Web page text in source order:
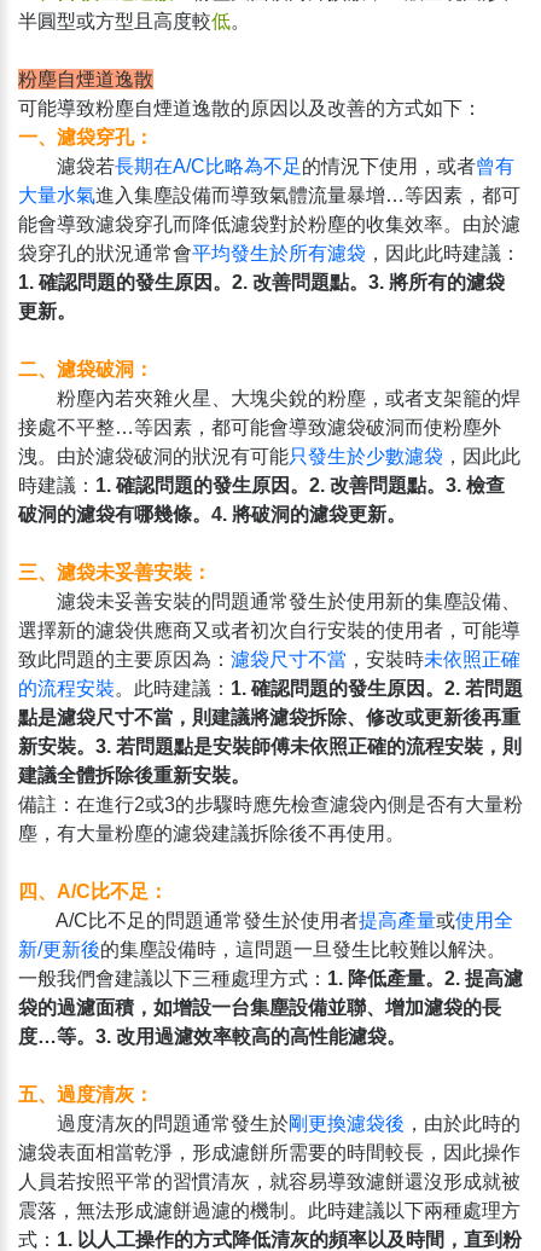
半圓型或方型且高度較低。
粉塵自煙道逸散
可能導致粉塵自煙道逸散的原因以及改善的方式如下：
一、濾袋穿孔：
濾袋若長期在A/C比略為不足的情況下使用，或者曾有
大量水氣進入集塵設備而導致氣體流量暴增…等因素，都可
能會導致濾袋穿孔而降低濾袋對於粉塵的收集效率。由於濾
袋穿孔的狀況通常會平均發生於所有濾袋 ，因此此時建議：
1. 確認問題的發生原因。2. 改善問題點。3. 將所有的濾袋
更新。
二、濾袋破洞：
粉塵內若夾雜火星、大塊尖銳的粉塵，或者支架籠的焊
接處不平整…等因素，都可能會導致濾袋破洞而使粉塵外
洩。由於濾袋破洞的狀況有可能只發生於少數濾袋 ，因此此
時建議： 1. 確認問題的發生原因。2. 改善問題點。3. 檢查
破洞的濾袋有哪幾條。4. 將破洞的濾袋更新。
三、濾袋未妥善安裝：
濾袋未妥善安裝的問題通常發生於使用新的集塵設備、
選擇新的濾袋供應商又或者初次自行安裝的使用者，可能導
致此問題的主要原因為： 濾袋尺寸不當 ，安裝時未依照正確
的流程安裝。此時建議： 1. 確認問題的發生原因。2. 若問題
點是濾袋尺寸不當，則建議將濾袋拆除、修改或更新後再重
新安裝。3. 若問題點是安裝師傅未依照正確的流程安裝，則
建議全體拆除後重新安裝。
備註：在進行2或3的步驟時應先檢查濾袋內側是否有大量粉
塵，有大量粉塵的濾袋建議拆除後不再使用。
四、A/C比不足：
A/C比不足的問題通常發生於使用者提高產量或使用全
新/更新後的集塵設備時，這問題一旦發生比較難以解決。
一般我們會建議以下三種處理方式： 1. 降低產量。2. 提高濾
袋的過濾面積，如增設一台集塵設備並聯、增加濾袋的長
度…等。3. 改用過濾效率較高的高性能濾袋。
五、過度清灰：
過度清灰的問題通常發生於剛更換濾袋後 ，由於此時的
濾袋表面相當乾淨，形成濾餅所需要的時間較長，因此操作
人員若按照平常的習慣清灰，就容易導致濾餅還沒形成就被
震落，無法形成濾餅過濾的機制。此時建議以下兩種處理方
式： 1. 以人工操作的方式降低清灰的頻率以及時間，直到粉